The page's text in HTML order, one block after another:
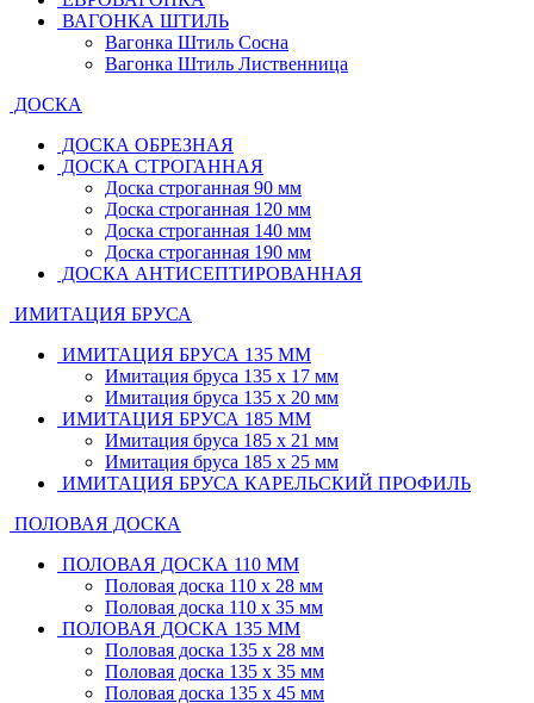
ВАГОНКА ШТИЛЬ
Вагонка Штиль Сосна
Вагонка Штиль Лиственница
ДОСКА
ДОСКА ОБРЕЗНАЯ
ДОСКА СТРОГАННАЯ
Доска строганная 90 мм
Доска строганная 120 мм
Доска строганная 140 мм
Доска строганная 190 мм
ДОСКА АНТИСЕПТИРОВАННАЯ
ИМИТАЦИЯ БРУСА
ИМИТАЦИЯ БРУСА 135 ММ
Имитация бруса 135 х 17 мм
Имитация бруса 135 х 20 мм
ИМИТАЦИЯ БРУСА 185 ММ
Имитация бруса 185 х 21 мм
Имитация бруса 185 х 25 мм
ИМИТАЦИЯ БРУСА КАРЕЛЬСКИЙ ПРОФИЛЬ
ПОЛОВАЯ ДОСКА
ПОЛОВАЯ ДОСКА 110 ММ
Половая доска 110 х 28 мм
Половая доска 110 х 35 мм
ПОЛОВАЯ ДОСКА 135 ММ
Половая доска 135 х 28 мм
Половая доска 135 х 35 мм
Половая доска 135 х 45 мм